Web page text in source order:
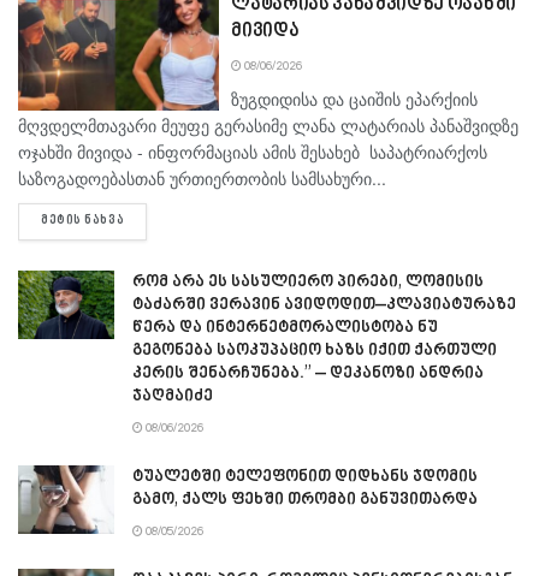
ლატარიას პანაშვიდზე ოჯახში
მივიდა
08/06/2026
ზუგდიდისა და ცაიშის ეპარქიის
მღვდელმთავარი მეუფე გერასიმე ლანა ლატარიას პანაშვიდზე
ოჯახში მივიდა - ინფორმაციას ამის შესახებ საპატრიარქოს
საზოგადოებასთან ურთიერთობის სამსახური...
ᲛᲔᲢᲘᲡ ᲜᲐᲮᲕᲐ
რომ არა ეს სასულიერო პირები, ლომისის
ტაძარში ვერავინ ავიდოდით–კლავიატურაზე
წერა და ინტერნეტმორალისტობა ნუ
გეგონება საოკუპაციო ხაზს იქით ქართული
კერის შენარჩუნება.” – დეკანოზი ანდრია
ჯაღმაიძე
08/06/2026
ტუალეტში ტელეფონით დიდხანს ჯდომის
გამო, ქალს ფეხში თრომბი განუვითარდა
08/05/2026